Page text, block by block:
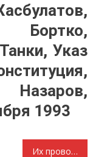
Бортко,
Указ
Назаров,
1993
Их провожают… Эх, Самара – городок!